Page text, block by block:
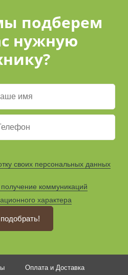
подберем
нужную
своих персональных данных
коммуникаций
характера
Оплата и Доставка